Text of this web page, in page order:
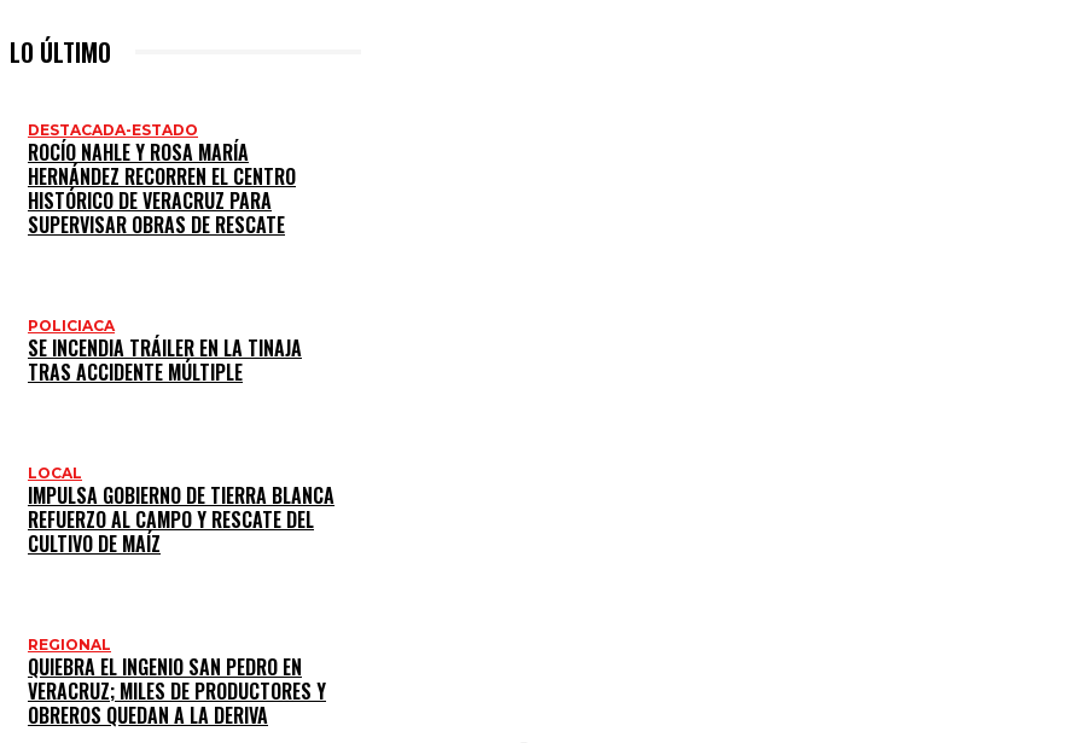
LO ÚLTIMO
DESTACADA-ESTADO
ROCÍO NAHLE Y ROSA MARÍA
HERNÁNDEZ RECORREN EL CENTRO
HISTÓRICO DE VERACRUZ PARA
SUPERVISAR OBRAS DE RESCATE
POLICIACA
SE INCENDIA TRÁILER EN LA TINAJA
TRAS ACCIDENTE MÚLTIPLE
LOCAL
IMPULSA GOBIERNO DE TIERRA BLANCA
REFUERZO AL CAMPO Y RESCATE DEL
CULTIVO DE MAÍZ
REGIONAL
QUIEBRA EL INGENIO SAN PEDRO EN
VERACRUZ; MILES DE PRODUCTORES Y
OBREROS QUEDAN A LA DERIVA